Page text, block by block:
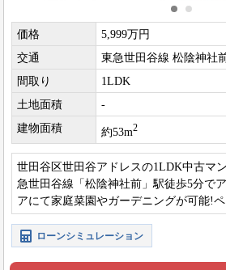
価格
5,999万円
交通
東急世田谷線 松陰神社
間取り
1LDK
土地面積
-
建物面積
約53m2
世田谷区世田谷アドレスの1LDK中古マ
急世田谷線「松陰神社前」駅徒歩5分で
アにて家庭菜園やガーデニングが可能!
ります!(細則あり)
ローンシミュレーション